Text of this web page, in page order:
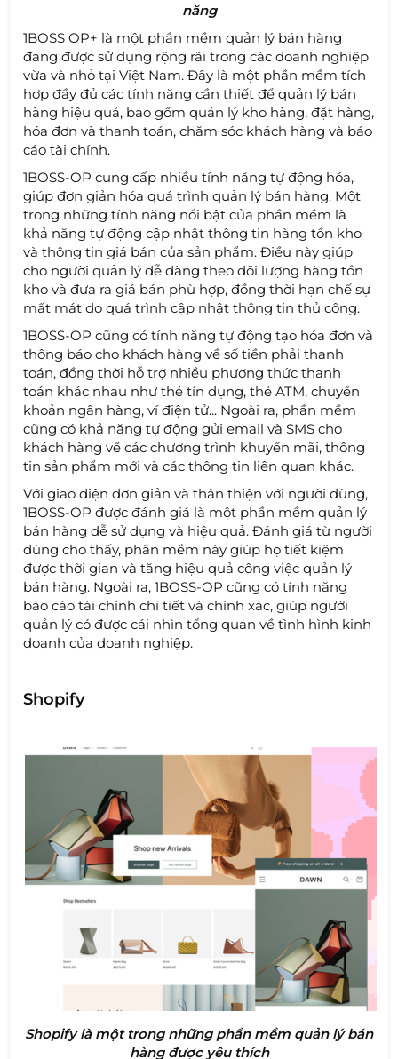
năng
1BOSS OP+ là một phần mềm quản lý bán hàng
đang được sử dụng rộng rãi trong các doanh nghiệp
vừa và nhỏ tại Việt Nam. Đây là một phần mềm tích
hợp đầy đủ các tính năng cần thiết để quản lý bán
hàng hiệu quả, bao gồm quản lý kho hàng, đặt hàng,
hóa đơn và thanh toán, chăm sóc khách hàng và báo
cáo tài chính.
1BOSS-OP cung cấp nhiều tính năng tự động hóa,
giúp đơn giản hóa quá trình quản lý bán hàng. Một
trong những tính năng nổi bật của phần mềm là
khả năng tự động cập nhật thông tin hàng tồn kho
và thông tin giá bán của sản phẩm. Điều này giúp
cho người quản lý dễ dàng theo dõi lượng hàng tồn
kho và đưa ra giá bán phù hợp, đồng thời hạn chế sự
mất mát do quá trình cập nhật thông tin thủ công.
1BOSS-OP cũng có tính năng tự động tạo hóa đơn và
thông báo cho khách hàng về số tiền phải thanh
toán, đồng thời hỗ trợ nhiều phương thức thanh
toán khác nhau như thẻ tín dụng, thẻ ATM, chuyển
khoản ngân hàng, ví điện tử... Ngoài ra, phần mềm
cũng có khả năng tự động gửi email và SMS cho
khách hàng về các chương trình khuyến mãi, thông
tin sản phẩm mới và các thông tin liên quan khác.
Với giao diện đơn giản và thân thiện với người dùng,
1BOSS-OP được đánh giá là một phần mềm quản lý
bán hàng dễ sử dụng và hiệu quả. Đánh giá từ người
dùng cho thấy, phần mềm này giúp họ tiết kiệm
được thời gian và tăng hiệu quả công việc quản lý
bán hàng. Ngoài ra, 1BOSS-OP cũng có tính năng
báo cáo tài chính chi tiết và chính xác, giúp người
quản lý có được cái nhìn tổng quan về tình hình kinh
doanh của doanh nghiệp.
Shopify
Shopify là một trong những phần mềm quản lý bán
hàng được yêu thích